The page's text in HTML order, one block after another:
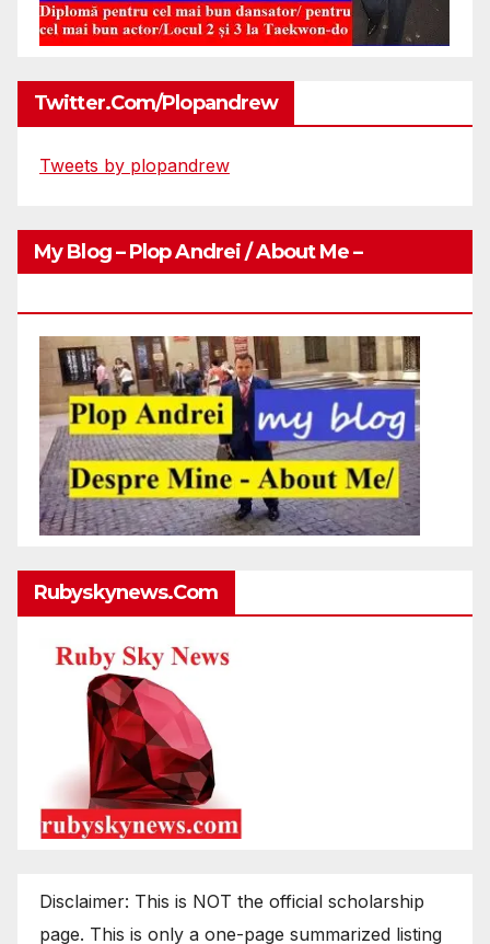
Twitter.com/plopandrew
Tweets by plopandrew
My Blog – Plop Andrei / About Me –
Rubyskynews.com
Disclaimer: This is NOT the official scholarship
page. This is only a one-page summarized listing